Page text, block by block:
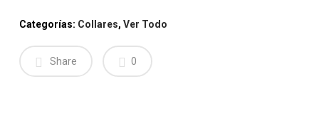
Categorías: Collares, Ver Todo
Share 0